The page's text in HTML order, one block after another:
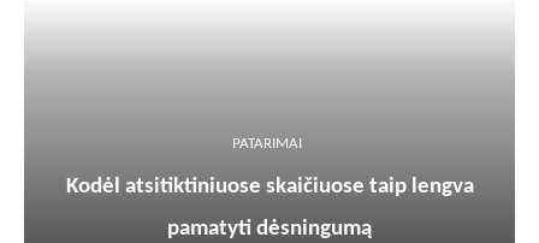
PATARIMAI
Kodėl atsitiktiniuose skaičiuose taip lengva
pamatyti dėsningumą